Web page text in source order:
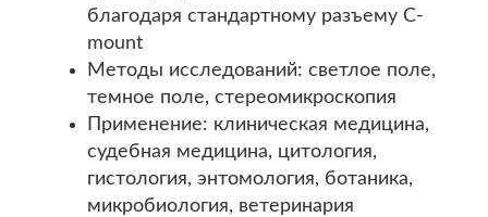
благодаря стандартному разъему C-
mount
Методы исследований: светлое поле,
темное поле, стереомикроскопия
Применение: клиническая медицина,
судебная медицина, цитология,
гистология, энтомология, ботаника,
микробиология, ветеринария